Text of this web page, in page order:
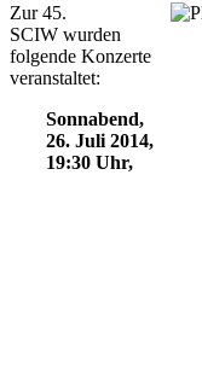
Zur 45.
SCIW wurden
folgende Konzerte
veranstaltet:
Sonnabend,
26. Juli 2014,
19:30 Uhr,